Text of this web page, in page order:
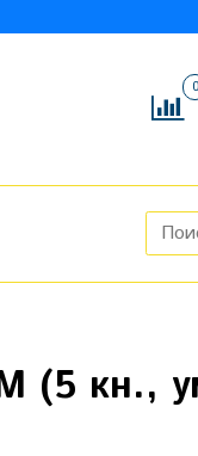
0
(5 кн.,